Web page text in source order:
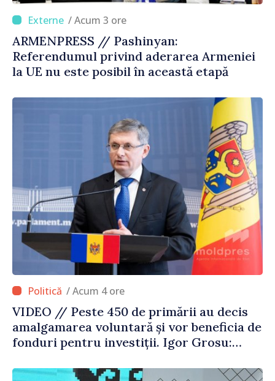
/ Acum 3 ore
ARMENPRESS // Pashinyan:
Referendumul privind aderarea Armeniei
la UE nu este posibil în această etapă
/ Acum 4 ore
VIDEO // Peste 450 de primării au decis
amalgamarea voluntară și vor beneficia de
fonduri pentru investiții. Igor Grosu:
dăm o șansă localităților să se dezvolte”